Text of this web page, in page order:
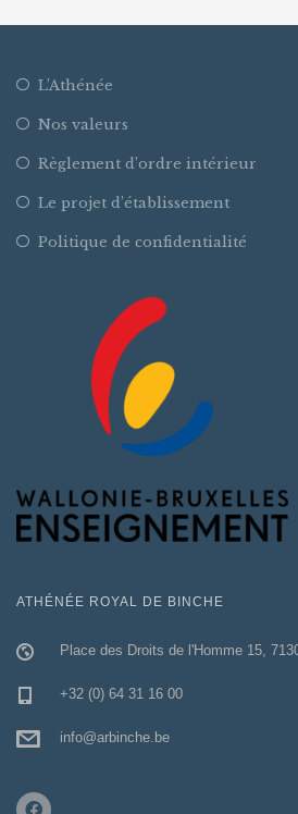
L’Athénée
Nos valeurs
Règlement d’ordre intérieur
Le projet d’établissement
Politique de confidentialité
ATHÉNÉE ROYAL DE BINCHE
Place des Droits de l'Homme 15,
+32 (0) 64 31 16 00
info@arbinche.be